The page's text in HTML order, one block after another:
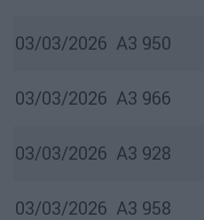
03/03/2026 Α3 950
03/03/2026 Α3 966
03/03/2026 Α3 928
03/03/2026 Α3 958